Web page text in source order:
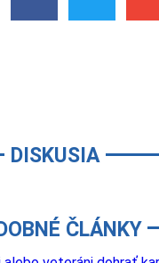
DISKUSIA
ČLÁNKY